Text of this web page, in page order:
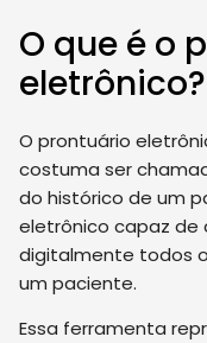
O que é o
eletrônico?
O prontuário
costuma ser
do histórico de um
eletrônico capaz de
digitalmente todos
um paciente.
Essa ferramenta